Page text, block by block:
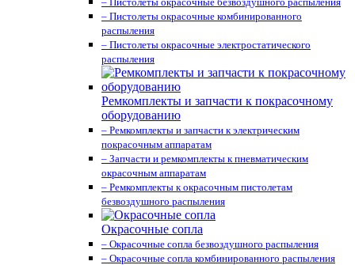
– Пистолеты окрасочные комбинированного
распыления
– Пистолеты окрасочные электростатического
распыления
Ремкомплекты и запчасти к покрасочному
оборудованию
– Ремкомплекты и запчасти к электрическим
покрасочным аппаратам
– Запчасти и ремкомплекты к пневматическим
окрасочным аппаратам
– Ремкомплекты к окрасочным пистолетам
безвоздушного распыления
Окрасочные сопла
– Окрасочные сопла безвоздушного распыления
– Окрасочные сопла комбинированного распыления